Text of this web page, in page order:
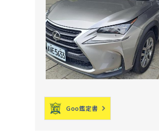
Goo鑑定書